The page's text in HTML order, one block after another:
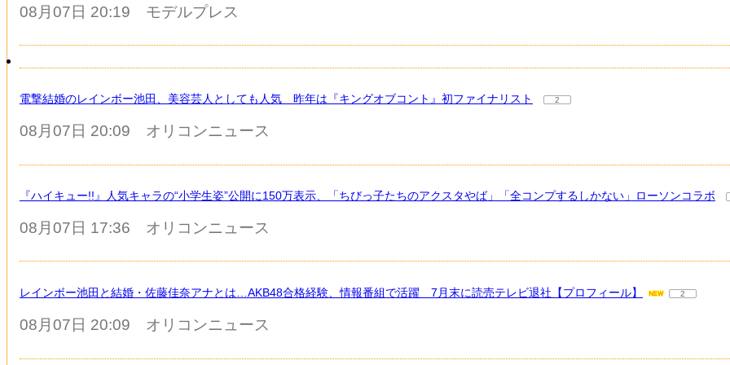
08月07日 20:19 モデルプレス
電撃結婚のレインボー池田、美容芸人としても人気 昨年は『キングオブコント』初ファイナリスト 2
08月07日 20:09 オリコンニュース
『ハイキュー!!』人気キャラの“小学生姿”公開に150万表示、「ちびっ子たちのアクスタやば」「全コンプするしかない」ローソンコラボ
08月07日 17:36 オリコンニュース
レインボー池田と結婚・佐藤佳奈アナとは…AKB48合格経験、情報番組で活躍 7月末に読売テレビ退社【プロフィール】 2
08月07日 20:09 オリコンニュース